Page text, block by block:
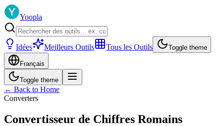
Yoopla
Idées Meilleurs Outils Tous les Outils Toggle theme
Français
Toggle theme
← Back to Home
Converters
Convertisseur de Chiffres Romains